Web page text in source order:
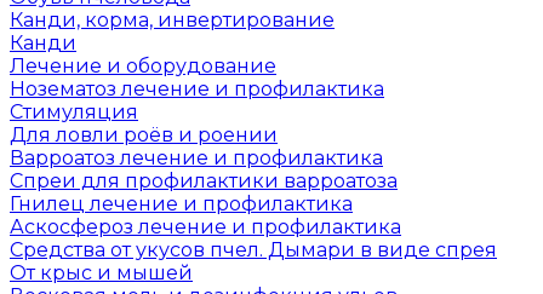
Канди, корма, инвертирование
Канди
Лечение и оборудование
Нозематоз лечение и профилактика
Стимуляция
Для ловли роёв и роении
Варроатоз лечение и профилактика
Спреи для профилактики варроатоза
Гнилец лечение и профилактика
Аскосфероз лечение и профилактика
Средства от укусов пчел. Дымари в виде спрея
От крыс и мышей